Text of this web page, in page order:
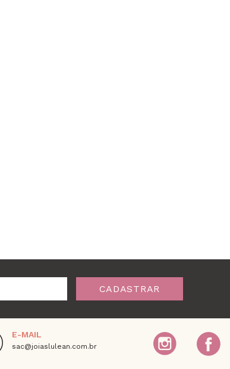
CADASTRAR
E-MAIL
sac@joiaslulean.com.br